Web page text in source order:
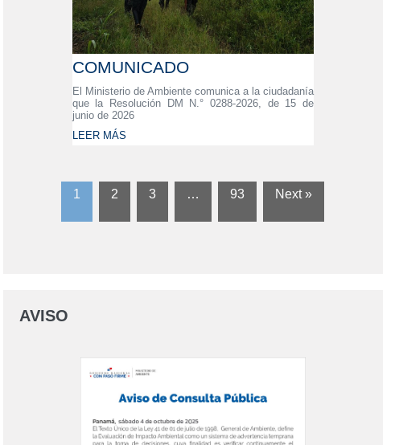
COMUNICADO
El Ministerio de Ambiente comunica a la ciudadanía
que la Resolución DM N.° 0288-2026, de 15 de
junio de 2026
LEER MÁS
1 2 3 … 93 Next »
AVISO